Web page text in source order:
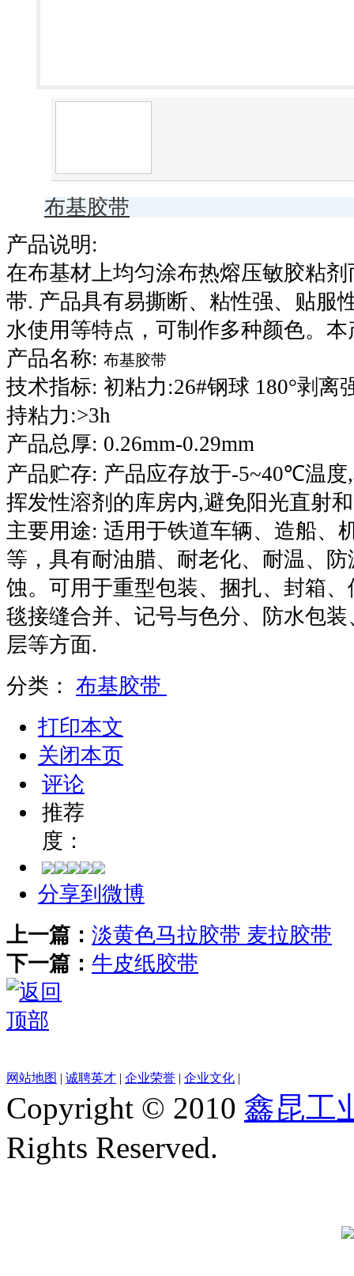
布基胶带
产品说明 :
在布基材上均匀涂布热熔压敏胶粘
带. 产品具有易撕断、粘性强、贴服
水使用等特点，可制作多种颜色。
产品名称: 布基胶带
技术指标: 初粘力 :26#钢球 180°剥离
持粘力 :>3h
产品总厚: 0.26mm-0.29mm
产品贮存: 产品应存放于-5~40℃温度,
挥发性溶剂的库房内,避免阳光直射
主要用途: 适用于铁道车辆、造船、
等，具有耐油腊、耐老化、耐温、
蚀。可用于重型包装、捆扎、封箱
毯接缝合并、记号与色分、防水包
层等方面.
分类： 布基胶带
打印本文
关闭本页
评论
推荐
度：
分享到微博
上一篇： 淡黄色马拉胶带 麦拉胶带
下一篇： 牛皮纸胶带
网站地图 | 诚聘英才 | 企业荣誉 | 企业文化 |
Copyright © 2010 鑫昆工
Rights Reserved.